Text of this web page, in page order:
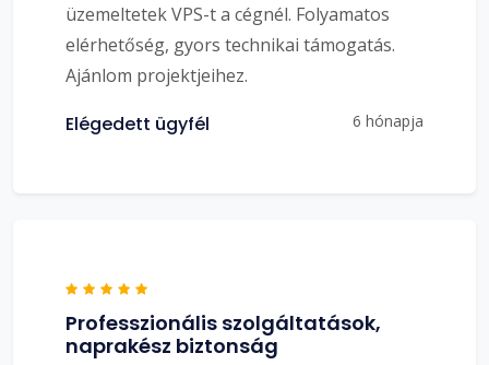
üzemeltetek VPS-t a cégnél. Folyamatos
elérhetőség, gyors technikai támogatás.
Ajánlom projektjeihez.
Elégedett ügyfél 6 hónapja
Professzionális szolgáltatások,
naprakész biztonság